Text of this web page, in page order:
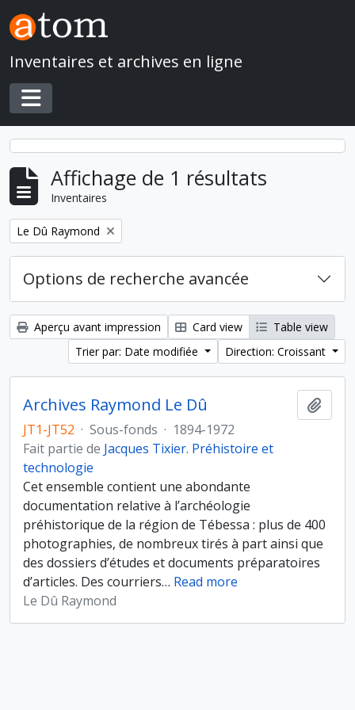
Skip to main content
Inventaires et archives en ligne
Toggle navigation
Affichage de 1 résultats
Inventaires
Remove filter:
Le Dû Raymond
Options de recherche avancée
Aperçu avant impression Card view
Table view
Trier par: Date modifiée
Direction: Croissant
Archives Raymond Le Dû
JT1-JT52 · Sous-fonds · 1894-1972
Fait partie de Jacques Tixier. Préhistoire et
technologie
Cet ensemble contient une abondante
documentation relative à l’archéologie
préhistorique de la région de Tébessa : plus de 400
photographies, de nombreux tirés à part ainsi que
des dossiers d’études et documents préparatoires
d’articles. Des courriers… Read more
Le Dû Raymond